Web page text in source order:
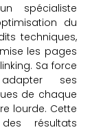
spécialiste
du
techniques,
les pages
Sa force
ses
de chaque
lourde. Cette
résultats